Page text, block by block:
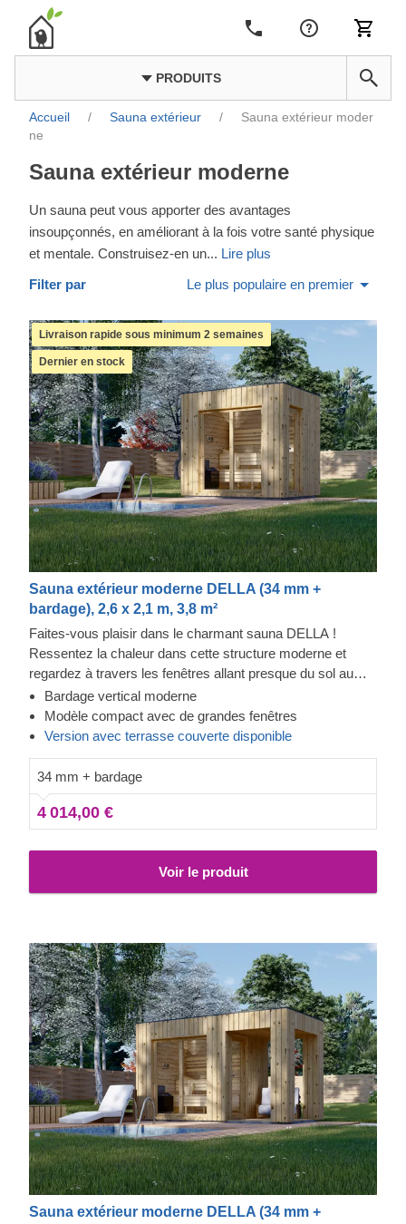
PRODUITS
Accueil / Sauna extérieur /
Sauna extérieur moder
ne
Sauna extérieur moderne
Un sauna peut vous apporter des avantages
insoupçonnés, en améliorant à la fois votre santé physique
et mentale. Construisez-en un... Lire plus
Filter par Le plus populaire en premier
Livraison rapide sous minimum 2 semaines
Dernier en stock
Sauna extérieur moderne DELLA (34 mm +
bardage), 2,6 x 2,1 m, 3,8 m²
Faites-vous plaisir dans le charmant sauna DELLA !
Ressentez la chaleur dans cette structure moderne et
regardez à travers les fenêtres allant presque du sol au
plafond tout en sentant le stress quitter votre corps. Le
bardage ajoute une autre couche, qui contribue à la solidité
et à l'isolation de la construction, tout en créant un aspect
s'accumuler, et le bois de conifères à croissance lente
permet à la chaleur de rester à l'intérieur.
Bardage vertical moderne
Modèle compact avec de grandes fenêtres
Version avec terrasse couverte disponible
34 mm + bardage
4 014,00 €
Voir le produit
Sauna extérieur moderne DELLA (34 mm +